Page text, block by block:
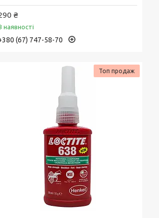
₴
наявності
(67) 747-58-70
Топ продаж